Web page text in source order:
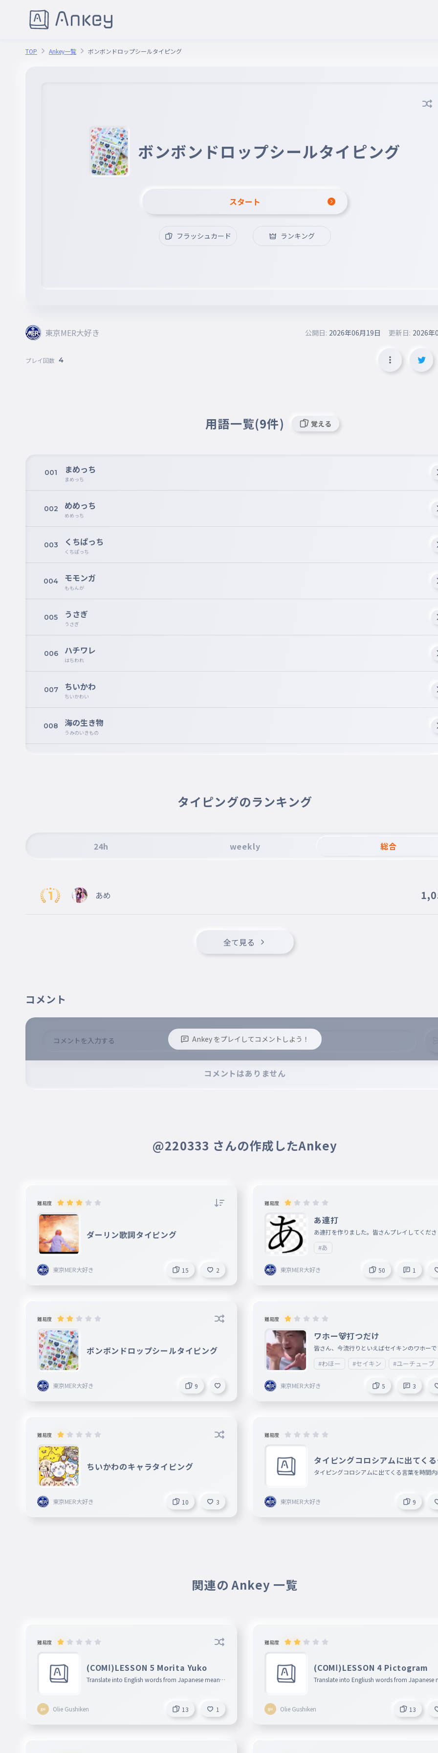
TOP Ankey一覧 ボンボンドロップシールタイピング
ボンボンドロップシールタイピング
スタート
フラッシュカード ランキング
東京MER大好き 公開日: 2026年06月19日 更新日: 2026年
プレイ回数 4
用語一覧(9件) 覚える
001 まめっち
まめっち
002 めめっち
めめっち
003 くちぱっち
くちぱっち
004 モモンガ
ももんが
005 うさぎ
うさぎ
006 ハチワレ
はちわれ
007 ちいかわ
ちいかわい
008 海の生き物
うみのいきもの
タイピングのランキング
24h weekly 総合
あめ
全て見る
コメント
Ankey をプレイしてコメントしよう！
コメントはありません
@220333 さんの作成したAnkey
難易度
ダーリン歌詞タイピング
東京MER大好き 15 2
難易度
あ連打
あ連打を作りました。皆さんプレイしてくだ
とフォローも忘れないでね。！！！
#あ
東京MER大好き 50 1
難易度
ボンボンドロップシールタイピング
東京MER大好き 9
難易度
ワホー🐻打つだけ
皆さん、今流行りといえばセイキンのワホー
ね〜。ということで今回はワホー打つだけを
のでぜひやってみてください。そしてコメン
して教えてくださいお願いします。 他にもタ
#わほー #セイキン #ユーチューブ
東京MER大好き 5 3
難易度
ちいかわのキャラタイピング
東京MER大好き 10 3
難易度
タイピングコロシアムに出てく
葉
タイピングコロシアムに出てくる言葉を時間
東京MER大好き 9
関連の Ankey 一覧
難易度
(COMⅠ)LESSON 5 Morita Yuko
Translate into English words from Japanese meanin
Olie Gushiken 13 1
難易度
(COMⅠ)LESSON 4 Pictogram
Translate into Engliush words from Japanese
Olie Gushiken 13